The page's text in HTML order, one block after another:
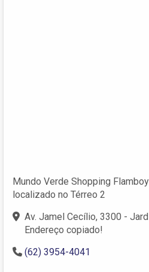
Mundo Verde Shopping
localizado no Térreo 2
Av. Jamel Cecílio, 3300 -
Endereço copiado!
(62) 3954-4041